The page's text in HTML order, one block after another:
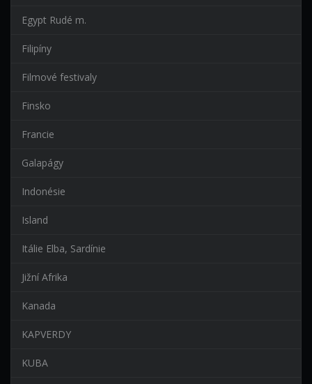
Egypt Rudé m.
Filipíny
Filmové festivaly
Finsko
Francie
Galapágy
Indonésie
Island
Itálie Elba, Sardínie
Jižní Afrika
Kanada
KAPVERDY
KUBA